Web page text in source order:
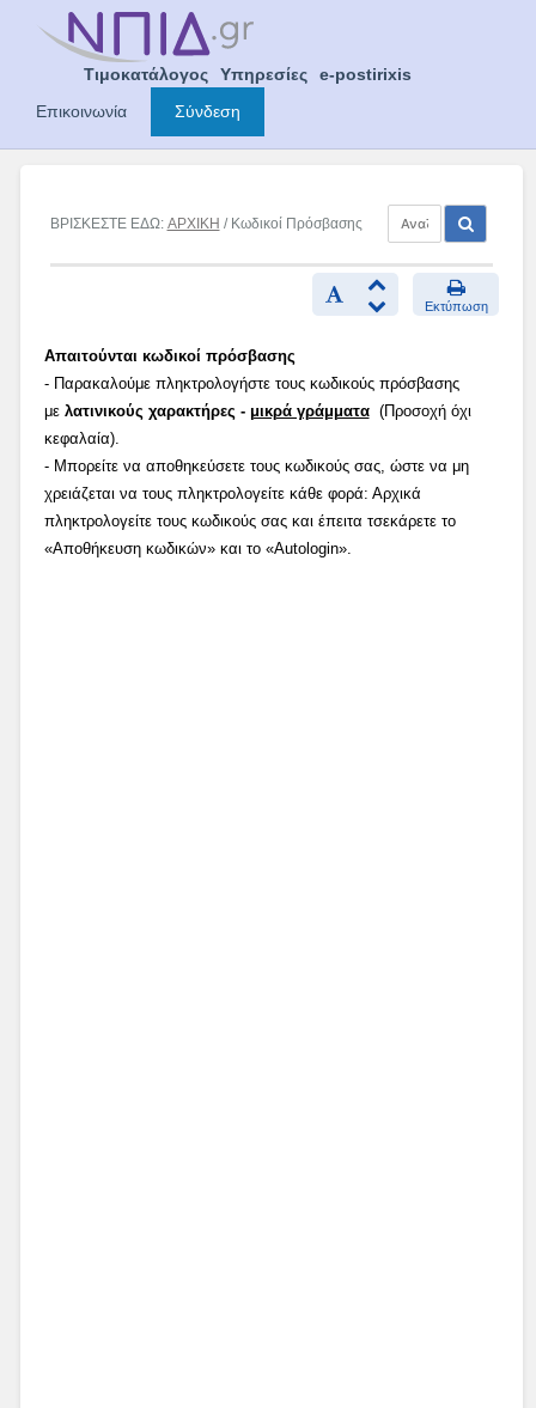
Τιμοκατάλογος Υπηρεσίες
e-postirixis
Επικοινωνία
Σύνδεση
ΒΡΙΣΚΕΣΤΕ ΕΔΩ: ΑΡΧΙΚΗ / Κωδικοί Πρόσβασης
Εκτύπωση
Απαιτούνται κωδικοί πρόσβασης
- Παρακαλούμε πληκτρολογήστε τους κωδικούς πρόσβασης
με λατινικούς χαρακτήρες - μικρά γράμματα(Προσοχή όχι
κεφαλαία).
- Μπορείτε να αποθηκεύσετε τους κωδικούς σας, ώστε να μη
χρειάζεται να τους πληκτρολογείτε κάθε φορά: Αρχικά
πληκτρολογείτε τους κωδικούς σας και έπειτα τσεκάρετε το
«Αποθήκευση κωδικών» και το «Autologin».